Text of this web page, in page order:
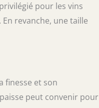
pour les vins
revanche, une taille
finesse et son
peut convenir pour